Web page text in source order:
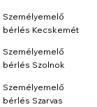
Személyemelő
bérlés Szolnok
Személyemelő
bérlés Kecskemét
Személyemelő
bérlés Szarvas